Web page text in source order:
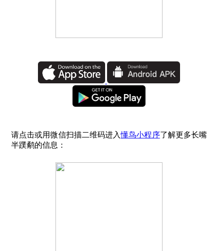
请点击或用微信扫描二维码进入懂鸟小程序了解更多长嘴
半蹼鹬的信息：